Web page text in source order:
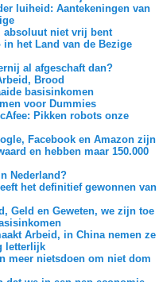
luiheid: Aantekeningen van
absoluut niet vrij bent
in het Land van de Bezige
al afgeschaft dan?
Brood
basisinkomen
voor Dummies
Pikken robots onze
Facebook en Amazon zijn
en hebben maar 150.000
Nederland?
het definitief gewonnen van
Geld en Geweten, we zijn toe
Arbeid, in China nemen ze
letterlijk
meer nietsdoen om niet dom